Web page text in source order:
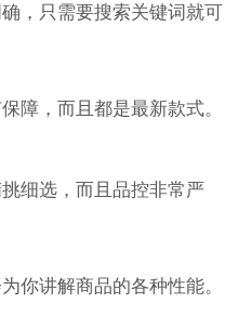
，只需要搜索关键词就可
障，而且都是最新款式。
细选，而且品控非常严
你讲解商品的各种性能。